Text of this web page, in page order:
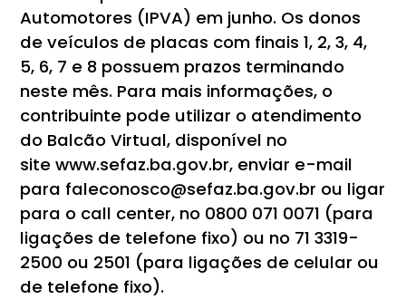
Automotores (IPVA) em junho. Os donos
de veículos de placas com finais 1, 2, 3, 4,
5, 6, 7 e 8 possuem prazos terminando
neste mês. Para mais informações, o
contribuinte pode utilizar o atendimento
do Balcão Virtual, disponível no
site www.sefaz.ba.gov.br, enviar e-mail
para faleconosco@sefaz.ba.gov.br ou ligar
para o call center, no 0800 071 0071 (para
ligações de telefone fixo) ou no 71 3319-
2500 ou 2501 (para ligações de celular ou
de telefone fixo).